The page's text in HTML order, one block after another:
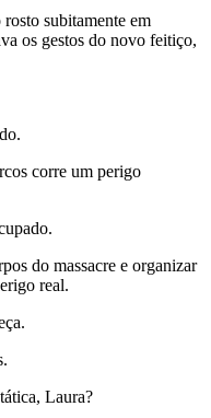
subitamente em
os gestos do novo feitiço,
corre um perigo
do massacre e organizar
real.
Laura?